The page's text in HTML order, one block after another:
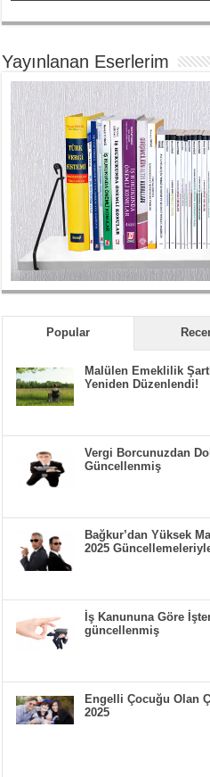
Yayınlanan Eserlerim
Popular
Malülen Emeklilik
Yeniden Düzenlendi!
Vergi Borcunuzdan
Güncellenmiş
Bağkur’dan Yüksek
2025
İş Kanununa Göre
güncellenmiş
Engelli Çocuğu Olan
2025